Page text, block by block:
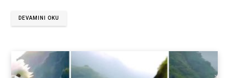
DEVAMINI OKU